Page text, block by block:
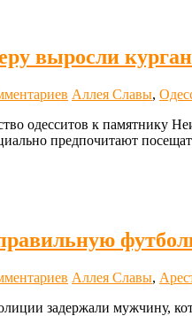
выросли
Аллея Славы,
одесситов к памятнику
предпочитают
Аллея Славы,
задержали мужчину,